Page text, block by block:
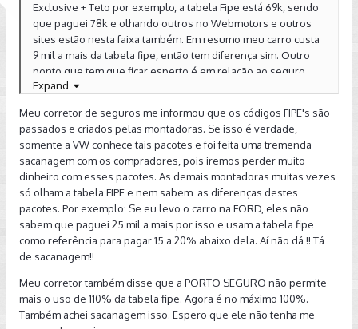
Exclusive + Teto por exemplo, a tabela Fipe está 69k, sendo
que paguei 78k e olhando outros no Webmotors e outros
sites estão nesta faixa também. Em resumo meu carro custa
9 mil a mais da tabela fipe, então tem diferença sim. Outro
ponto que tem que ficar esperto é em relação ao seguro,
pois se você fizer baseado em tabela fipe e tiver qualquer
coloco 110% da tabela FIPE.
A sugestão na hora de vender é usar em sites de vendas e
pesquisar a média de preços, pois se levar na CSS ele vão
pagar no maximo a FIPE.
Expand
Meu corretor de seguros me informou que os códigos FIPE's são
passados e criados pelas montadoras. Se isso é verdade,
somente a VW conhece tais pacotes e foi feita uma tremenda
sacanagem com os compradores, pois iremos perder muito
dinheiro com esses pacotes. As demais montadoras muitas vezes
só olham a tabela FIPE e nem sabem as diferenças destes
pacotes. Por exemplo: Se eu levo o carro na FORD, eles não
sabem que paguei 25 mil a mais por isso e usam a tabela fipe
como referência para pagar 15 a 20% abaixo dela. Aí não dá !! Tá
de sacanagem!!
Meu corretor também disse que a PORTO SEGURO não permite
mais o uso de 110% da tabela fipe. Agora é no máximo 100%.
Também achei sacanagem isso. Espero que ele não tenha me